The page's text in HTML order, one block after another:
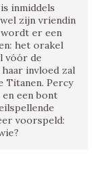
inmiddels
zijn vriendin
er een
het orakel
vóór de
invloed zal
Titanen. Percy
een bont
voorspeld: